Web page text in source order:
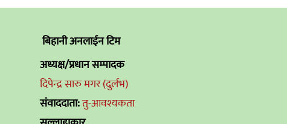
बिहानी अनलाईन टिम
अध्यक्ष/प्रधान सम्पादक
दिपेन्द्र सारु मगर (दुर्लभ)
संवाददाता:तु-आवश्यकता